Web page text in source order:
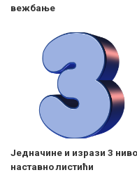
вежбање
Jедначине и изрази 3
наставно листићи